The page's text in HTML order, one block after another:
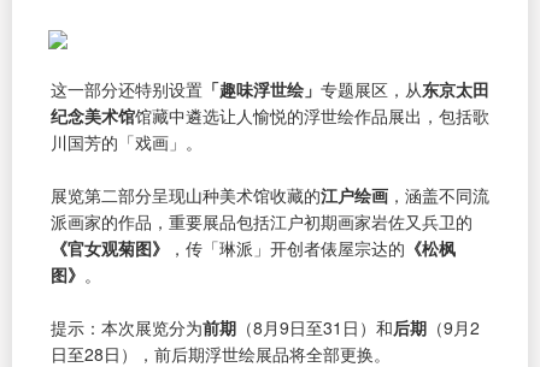
这一部分还特别设置 「趣味浮世绘」 专题展区，从东京太田
纪念美术馆馆藏中遴选让人愉悦的浮世绘作品展出，包括歌
川国芳的「戏画」。
展览第二部分呈现山种美术馆收藏的江户绘画 ，涵盖不同流
派画家的作品，重要展品包括江户初期画家岩佐又兵卫的
《官女观菊图》
，传「琳派」开创者俵屋宗达的 《松枫
图》 。
提示：本次展览分为前期 （8月9日至31日）和后期 （9月2
日至28日），前后期浮世绘展品将全部更换。